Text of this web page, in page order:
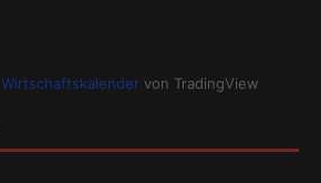
Wirtschaftskalendervon TradingView